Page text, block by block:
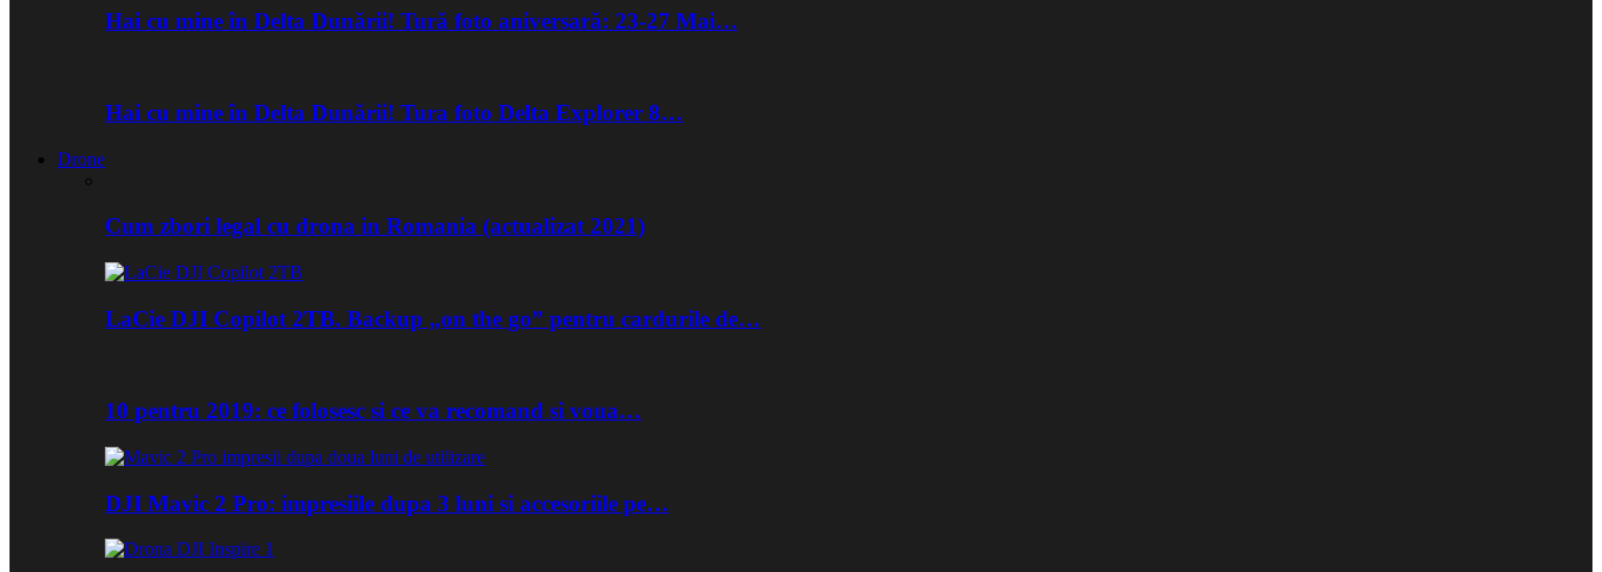
Hai cu mine în Delta Dunării! Tură foto aniversară: 23-27 Mai…
Hai cu mine în Delta Dunării! Tura foto Delta Explorer 8…
Drone
Cum zbori legal cu drona in Romania (actualizat 2021)
LaCie DJI Copilot 2TB. Backup „on the go” pentru cardurile de…
10 pentru 2019: ce folosesc si ce va recomand si voua…
DJI Mavic 2 Pro: impresiile dupa 3 luni si accesoriile pe…